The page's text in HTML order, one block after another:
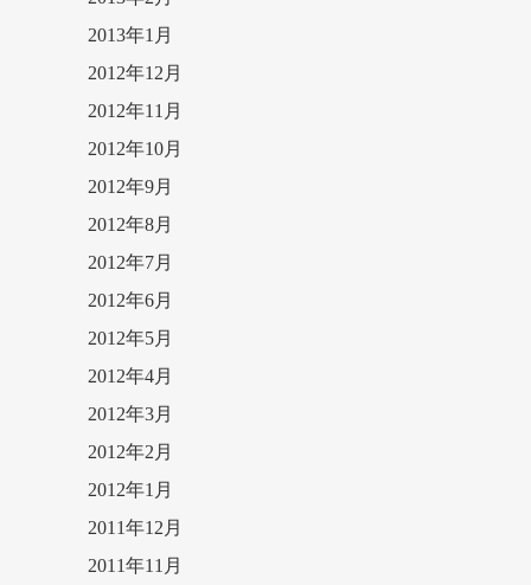
2013年1月
2012年12月
2012年11月
2012年10月
2012年9月
2012年8月
2012年7月
2012年6月
2012年5月
2012年4月
2012年3月
2012年2月
2012年1月
2011年12月
2011年11月